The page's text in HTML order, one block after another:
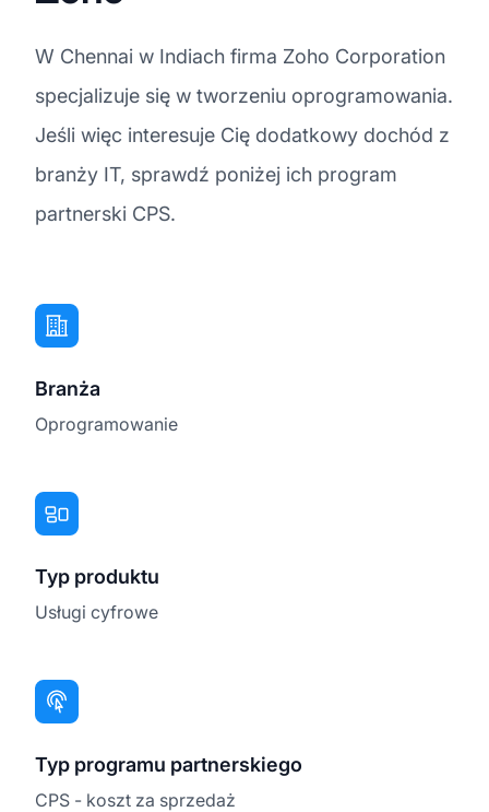
W Chennai w Indiach firma Zoho Corporation
specjalizuje się w tworzeniu oprogramowania.
Jeśli więc interesuje Cię dodatkowy dochód z
branży IT, sprawdź poniżej ich program
partnerski CPS.
Branża
Oprogramowanie
Typ produktu
Usługi cyfrowe
Typ programu partnerskiego
CPS - koszt za sprzedaż